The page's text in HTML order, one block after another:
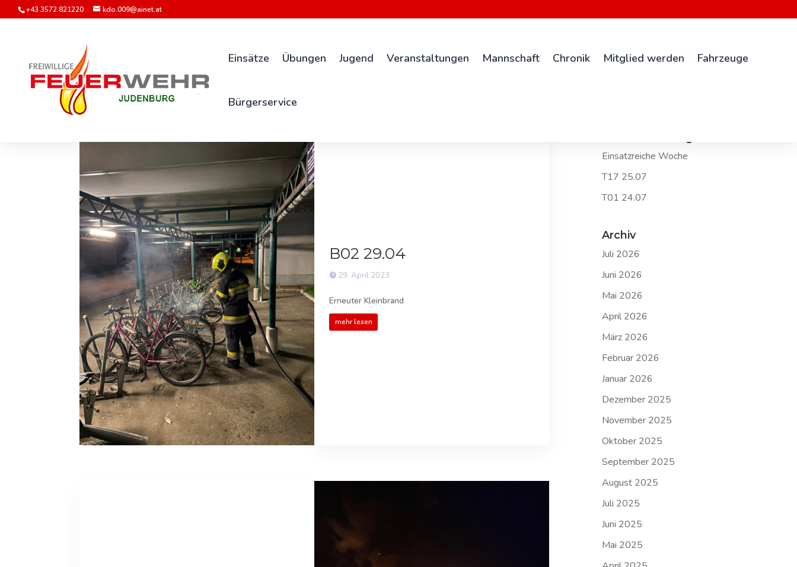
+43 3572 821220 kdo.009@ainet.at
Einsätze Übungen Jugend Veranstaltungen Mannschaft Chronik Mitglied werden Fahrzeuge
Bürgerservice
B02 29.04
29. April 2023
Erneuter Kleinbrand
mehr lesen
Einsatzreiche Woche
T17 25.07
T01 24.07
Archiv
Juli 2026
Juni 2026
Mai 2026
April 2026
März 2026
Februar 2026
Januar 2026
Dezember 2025
November 2025
Oktober 2025
September 2025
August 2025
Juli 2025
Juni 2025
Mai 2025